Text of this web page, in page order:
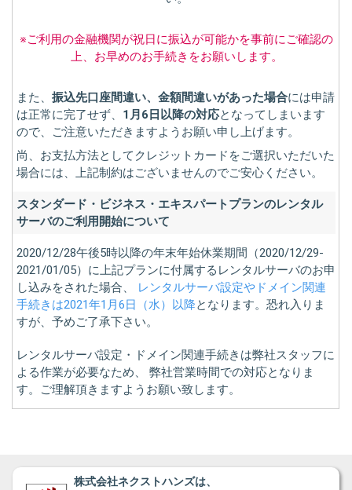
※ご利用の金融機関が祝日に振込が可能かを事前にご確認の
上、お早めのお手続きをお願いします。
また、振込先口座間違い、金額間違いがあった場合には申請
は正常に完了せず、 1月6日以降の対応となってしまいます
ので、ご注意いただきますようお願い申し上げます。
尚、お支払方法としてクレジットカードをご選択いただいた
場合には、上記制約はございませんのでご安心ください。
スタンダード・ビジネス・エキスパートプランのレンタル
サーバのご利用開始について
2020/12/28午後5時以降の年末年始休業期間（2020/12/29-
2021/01/05）に上記プランに付属するレンタルサーバのお申
し込みをされた場合、 レンタルサーバ設定やドメイン関連
手続きは2021年1月6日（水）以降となります。恐れ入りま
すが、予めご了承下さい。
レンタルサーバ設定・ドメイン関連手続きは弊社スタッフに
よる作業が必要なため、 弊社営業時間での対応となりま
す。ご理解頂きますようお願い致します。
株式会社ネクストハンズは、